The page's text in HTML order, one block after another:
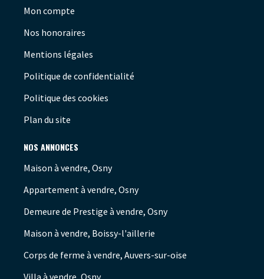
Mon compte
Nos honoraires
Mentions légales
Politique de confidentialité
Politique des cookies
Plan du site
NOS ANNONCES
Maison à vendre, Osny
Appartement à vendre, Osny
Demeure de Prestige à vendre, Osny
Maison à vendre, Boissy-l'aillerie
Corps de ferme à vendre, Auvers-sur-oise